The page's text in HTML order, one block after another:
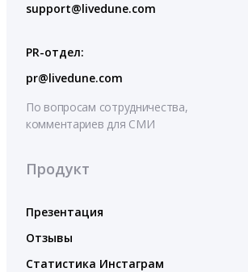
support@livedune.com
PR-отдел:
pr@livedune.com
По вопросам сотрудничества,
комментариев для СМИ
Продукт
Презентация
Отзывы
Статистика Инстаграм